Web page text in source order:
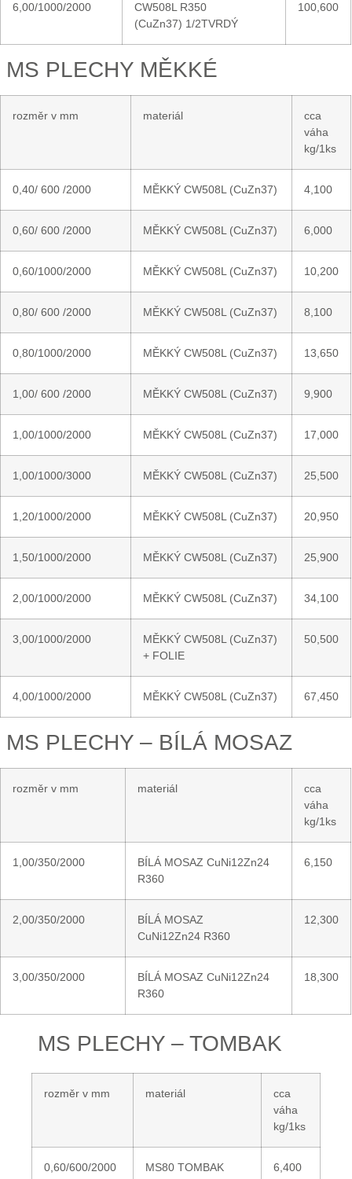
6,00/1000/2000
CW508L R350
(CuZn37) 1/2TVRDÝ
100,600
MS PLECHY MĚKKÉ
rozměr v mm materiál
cca
váha
kg/1ks
0,40/ 600 /2000 MĚKKÝ CW508L (CuZn37) 4,100
0,60/ 600 /2000 MĚKKÝ CW508L (CuZn37) 6,000
0,60/1000/2000 MĚKKÝ CW508L (CuZn37) 10,200
0,80/ 600 /2000 MĚKKÝ CW508L (CuZn37) 8,100
0,80/1000/2000 MĚKKÝ CW508L (CuZn37) 13,650
1,00/ 600 /2000 MĚKKÝ CW508L (CuZn37) 9,900
1,00/1000/2000 MĚKKÝ CW508L (CuZn37) 17,000
1,00/1000/3000 MĚKKÝ CW508L (CuZn37) 25,500
1,20/1000/2000 MĚKKÝ CW508L (CuZn37) 20,950
1,50/1000/2000 MĚKKÝ CW508L (CuZn37) 25,900
2,00/1000/2000 MĚKKÝ CW508L (CuZn37) 34,100
3,00/1000/2000
MĚKKÝ CW508L (CuZn37)
+ FOLIE
50,500
4,00/1000/2000 MĚKKÝ CW508L (CuZn37) 67,450
MS PLECHY – BÍLÁ MOSAZ
rozměr v mm materiál
cca
váha
kg/1ks
1,00/350/2000
BÍLÁ MOSAZ CuNi12Zn24
R360
6,150
2,00/350/2000
BÍLÁ MOSAZ
CuNi12Zn24 R360
12,300
3,00/350/2000
BÍLÁ MOSAZ CuNi12Zn24
R360
18,300
MS PLECHY – TOMBAK
rozměr v mm materiál
cca
váha
kg/1ks
0,60/600/2000
MS80 TOMBAK
6,400